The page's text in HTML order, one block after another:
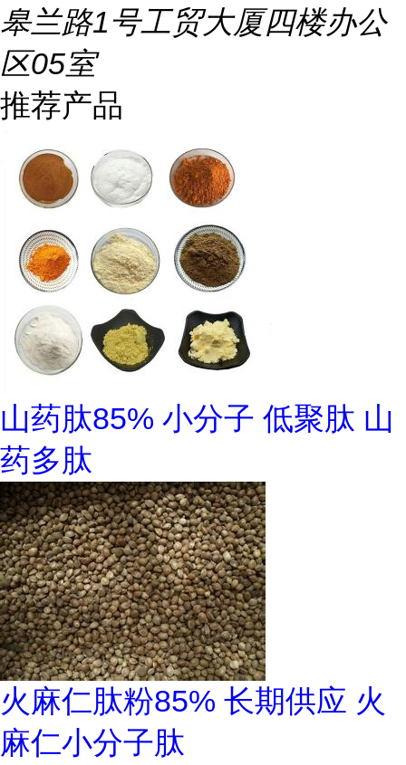
皋兰路1号工贸大厦四楼办公
区05室
推荐产品
山药肽85% 小分子 低聚肽 山
药多肽
火麻仁肽粉85% 长期供应 火
麻仁小分子肽